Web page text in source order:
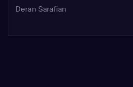
Deran Sarafian